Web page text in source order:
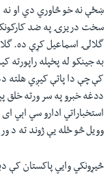
لټون
واوړئ
FOLLOW US
ژبې
ښځې نه خو څاوري دي او نه
سخت دريزۍ په ضد
گلالۍ اسماعيل کړې ده.
به جينکو له پخپله
کې چې دا پاتې کیږي هلته
ددغه خبرو په سر ورته خلق
استخباراتي ادارو سي اېي
وویل څو ځله یې ژوند ته د
څيړونکي وايي پاکستان کې